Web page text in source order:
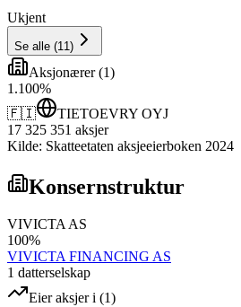
Ukjent
Se alle (11)
Aksjonærer(1)
1 .100%
🇫🇮
TIETOEVRY OYJ
17 325 351 aksjer
Kilde: Skatteetaten aksjeeierboken 2024
Konsernstruktur
VIVICTA AS
100%
VIVICTA FINANCING AS
1 datterselskap
Eier aksjer i (1)